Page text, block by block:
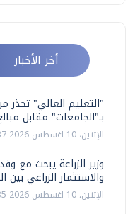
أخر الأخبار
"التعليم العالي"
بـ"الجامعات" مقابل
الإثنين، 10 اغسطس 2026 02:37 م
وزير الزراعة يبحث مع
والاستثمار الزراعي بين
الإثنين، 10 اغسطس 2026 02:35 م